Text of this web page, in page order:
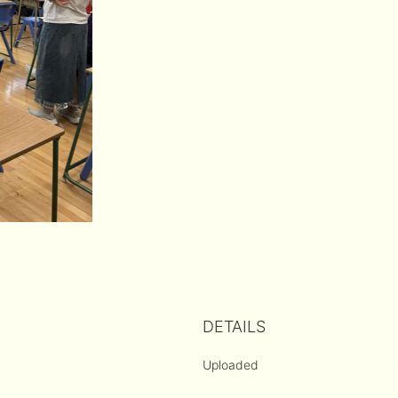
DETAILS
Uploaded